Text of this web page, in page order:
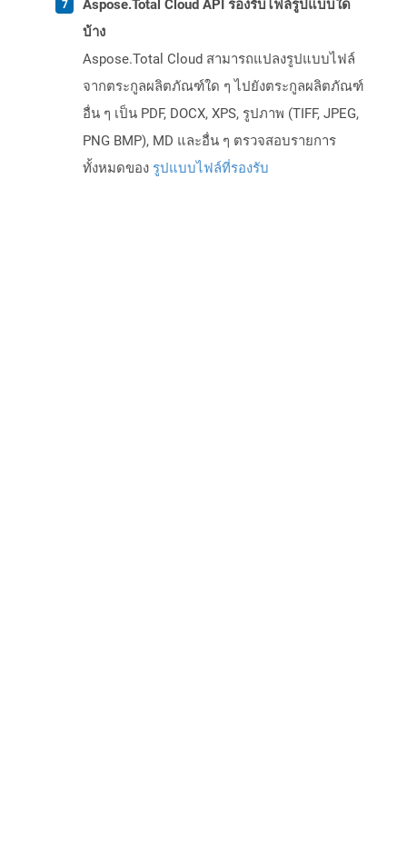
Aspose.Total Cloud API รองรับไฟล์รูปแบบใด
บ้าง
Aspose.Total Cloud สามารถแปลงรูปแบบไฟล์
จากตระกูลผลิตภัณฑ์ใด ๆ ไปยังตระกูลผลิตภัณฑ์
อื่น ๆ เป็น PDF, DOCX, XPS, รูปภาพ (TIFF, JPEG,
PNG BMP), MD และอื่น ๆ ตรวจสอบรายการ
ทั้งหมดของ รูปแบบไฟล์ที่รองรับ